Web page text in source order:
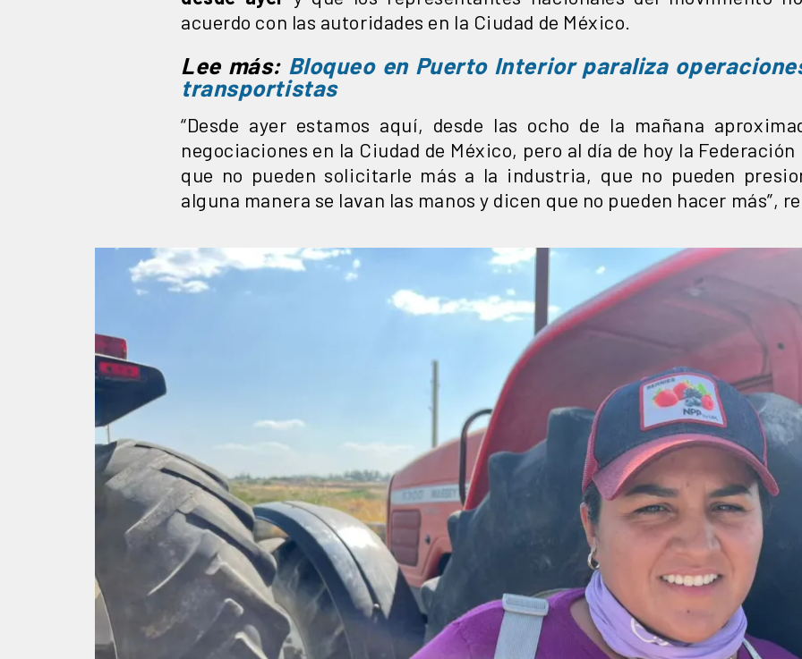
acuerdo con las autoridades en la Ciudad de México.
Lee más: Bloqueo en Puerto Interior paraliza
transportistas
“Desde ayer estamos aquí, desde las ocho de la mañana
negociaciones en la Ciudad de México, pero al día de hoy la
que no pueden solicitarle más a la industria, que no pueden
alguna manera se lavan las manos y dicen que no pueden hacer más”,